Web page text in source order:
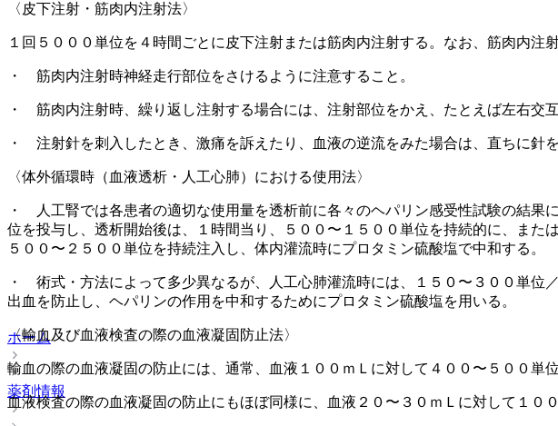
〈皮下注射・筋肉内注射法〉
１回５０００単位を４時間ごとに皮下注射または筋肉内注射する。なお、筋肉内
・ 筋肉内注射時神経走行部位をさけるように注意すること。
・ 筋肉内注射時、繰り返し注射する場合には、注射部位をかえ、たとえば左右交
・ 注射針を刺入したとき、激痛を訴えたり、血液の逆流をみた場合は、直ちに針
〈体外循環時（血液透析・人工心肺）における使用法〉
・ 人工腎では各患者の適切な使用量を透析前に各々のヘパリン感受性試験の結
位を投与し、透析開始後は、１時間当り、５００〜１５００単位を持続的に、ま
５００〜２５００単位を持続注入し、体内灌流時にプロタミン硫酸塩で中和する。
・ 術式・方法によって多少異なるが、人工心肺灌流時には、１５０〜３００単位
出血を防止し、ヘパリンの作用を中和するためにプロタミン硫酸塩を用いる。
〈輸血及び血液検査の際の血液凝固防止法〉
輸血の際の血液凝固の防止には、通常、血液１００ｍＬに対して４００〜５００単位
血液検査の際の血液凝固の防止にもほぼ同様に、血液２０〜３０ｍＬに対して１００
ホーム
薬剤情報